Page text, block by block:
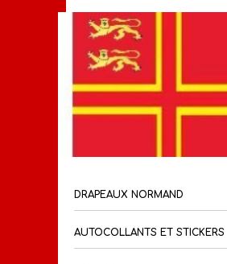
DRAPEAUX NORMAND
AUTOCOLLANTS ET STICKERS